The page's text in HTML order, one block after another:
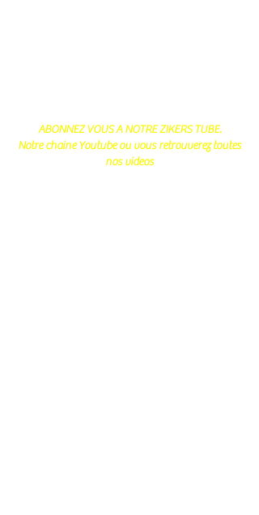
ABONNEZ VOUS A NOTRE ZIKERS TUBE.
Notre chaine Youtube ou vous retrouverez toutes
nos videos